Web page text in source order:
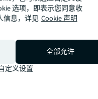
最新动
直达您
选项，即表示您同意收
信息，详见 Cookie 声明
全部允许
定义设置